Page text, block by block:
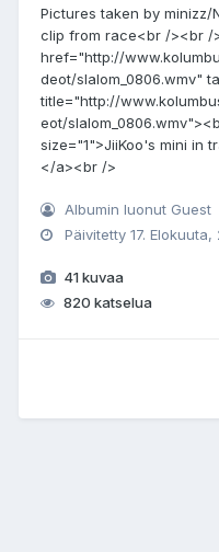
Pictures taken by minizz/
clip from race<br /><br /
href="http://
deot/slalom_0806.wmv"
title="http://
eot/
size="1">JiiKoo's mini in
</a><br />
Albumin luonut Guest
Päivitetty17. Elokuuta,
41 kuvaa
820 katselua